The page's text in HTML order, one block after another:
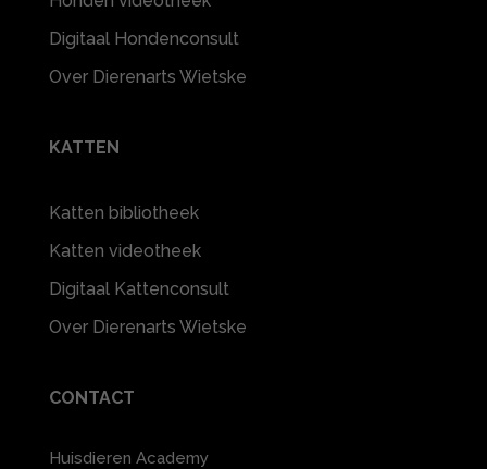
Digitaal Hondenconsult
Over Dierenarts Wietske
KATTEN
Katten bibliotheek
Katten videotheek
Digitaal Kattenconsult
Over Dierenarts Wietske
CONTACT
Huisdieren Academy